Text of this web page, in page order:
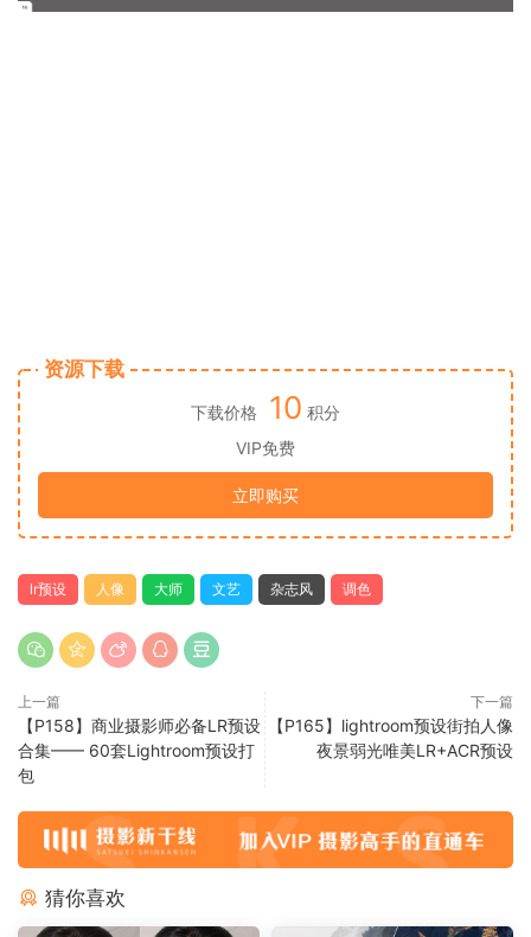
资源下载
下载价格 10 积分
VIP免费
立即购买
lr预设 人像 大师 文艺 杂志风 调色
上一篇
【P158】商业摄影师必备LR预设
合集—— 60套Lightroom预设打
包
下一篇
【P165】lightroom预设街拍人像
夜景弱光唯美LR+ACR预设
猜你喜欢